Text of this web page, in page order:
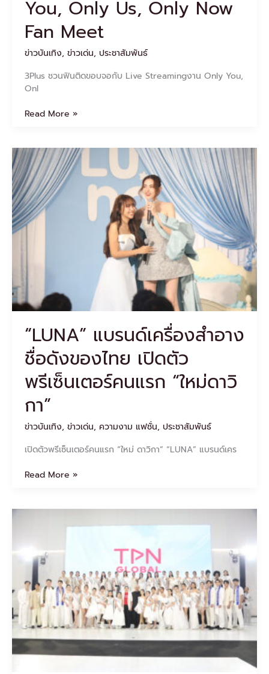
You, Only Us, Only Now
Fan Meet
ข่าวบันเทิง, ข่าวเด่น, ประชาสัมพันธ์
3Plus ชวนฟินติดขอบจอกับ Live Streamingงาน Only You,
Onl
Meet
Read More »
“LUNA” แบรนด์เครื่องสำอาง
ชื่อดังของไทย เปิดตัว
พรีเซ็นเตอร์คนแรก “ใหม่ดาวิ
กา”
ข่าวบันเทิง, ข่าวเด่น, ความงาม แฟชั่น, ประชาสัมพันธ์
เปิดตัวพรีเซ็นเตอร์คนแรก “ใหม่ ดาวิกา” “LUNA” แบรนด์เคร
“LUNA”
แบรนด์
เครื่อง
สำอาง
ชื่อ
ดัง
ของ
คน
แรก
ดา
วิกา”
Read More »
วงการ
การ
ประกวด
ไทย
“TPNG
EXTRAVAGANZA
2025”
ปราก
ฎ